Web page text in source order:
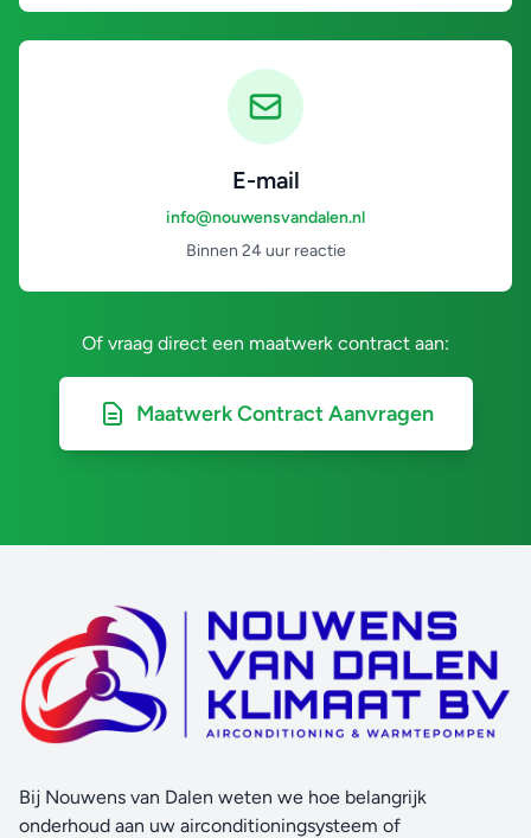
E-mail
info@nouwensvandalen.nl
Binnen 24 uur reactie
Of vraag direct een maatwerk contract aan:
Maatwerk Contract Aanvragen
Bij Nouwens van Dalen weten we hoe belangrijk
onderhoud aan uw airconditioningsysteem of